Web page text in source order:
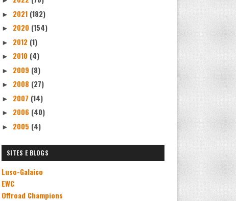
► 2021 (182)
► 2020 (154)
► 2012 (1)
► 2010 (4)
► 2009 (8)
► 2008 (27)
► 2007 (14)
► 2006 (40)
► 2005 (4)
SITES E BLOGS
Luso-Galaico
EWC
Offroad Champions